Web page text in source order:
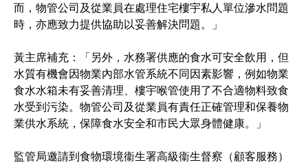
而，物管公司及從業員在處理住宅樓宇私人單位滲水問題
時，亦應致力提供協助以妥善解決問題。」
黃主席補充：「另外，水務署供應的食水可安全飲用，但
水質有機會因物業內部水管系統不同因素影響，例如物業
食水水箱未有妥善清理、樓宇喉管使用了不合適物料致食
水受到污染。物管公司及從業員有責任正確管理和保養物
業供水系統，保障食水安全和市民大眾身體健康。」
監管局邀請到食物環境衞生署高級衞生督察（顧客服務）